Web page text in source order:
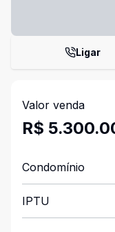
Ligar
Valor venda
R$
Condomínio
IPTU